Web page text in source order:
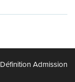
Définition Admission